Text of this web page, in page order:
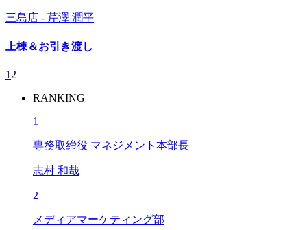
三島店 - 芹澤 潤平
上棟＆お引き渡し
12
RANKING
1
専務取締役 マネジメント本部長
志村 和哉
2
メディアマーケティング部